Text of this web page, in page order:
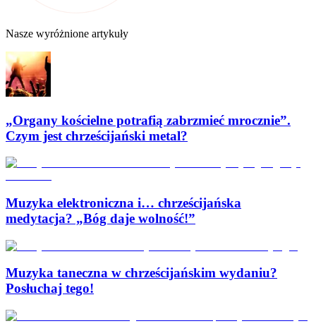
Nasze wyróżnione artykuły
„Organy kościelne potrafią zabrzmieć mrocznie”.
Czym jest chrześcijański metal?
Muzyka elektroniczna i… chrześcijańska
medytacja? „Bóg daje wolność!”
Muzyka taneczna w chrześcijańskim wydaniu?
Posłuchaj tego!